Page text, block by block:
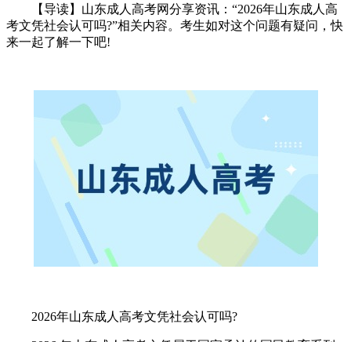
【导读】山东成人高考网分享资讯：“2026年山东成人高
考文凭社会认可吗?”相关内容。考生如对这个问题有疑问，快
来一起了解一下吧!
2026年山东成人高考文凭社会认可吗?